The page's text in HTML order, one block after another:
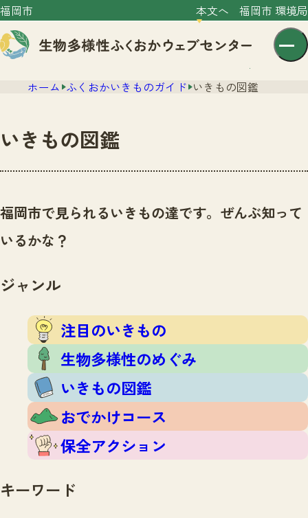
福岡市 本文へ 福岡市 環境局
センター紹介
センター紹介TOP
サイトポリシー
ニュース
いきものガイド
注目のいきもの
生物多様性のめぐみ
いきもの図鑑
おでかけコース
保全アクション
イベント
いきもの調査隊
調査レポート
調査レポートTOP
調査結果
ふくおかいきものマップ
マッチング
マッチングTOP
掲載申し込みフォーム
お問合せ
ホーム ふくおかいきものガイド いきもの図鑑
いきもの図鑑
福岡市で見られるいきもの達です。ぜんぶ知って
いるかな？
ジャンル
注目のいきもの
生物多様性のめぐみ
いきもの図鑑
おでかけコース
保全アクション
キーワード